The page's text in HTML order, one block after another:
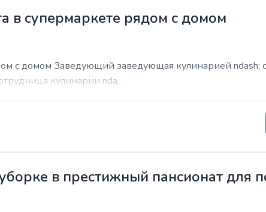
в супермаркете рядом с домом
с домом Заведующий заведующая кулинарией ndash;
кулинарии nda...
в престижный пансионат для